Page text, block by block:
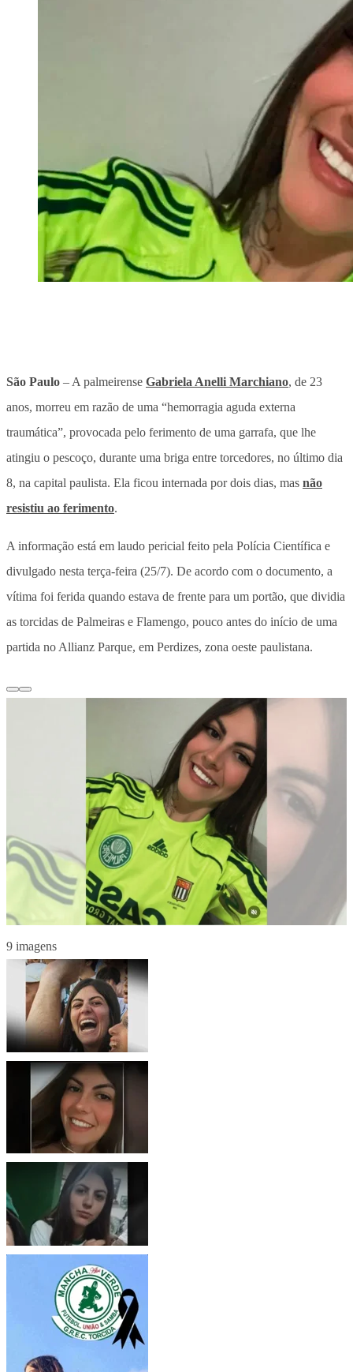
São Paulo – A palmeirense Gabriela Anelli Marchiano, de 23
anos, morreu em razão de uma “hemorragia aguda externa
traumática”, provocada pelo ferimento de uma garrafa, que lhe
atingiu o pescoço, durante uma briga entre torcedores, no último dia
8, na capital paulista. Ela ficou internada por dois dias, mas não
resistiu ao ferimento.
A informação está em laudo pericial feito pela Polícia Científica e
divulgado nesta terça-feira (25/7). De acordo com o documento, a
vítima foi ferida quando estava de frente para um portão, que dividia
as torcidas de Palmeiras e Flamengo, pouco antes do início de uma
partida no Allianz Parque, em Perdizes, zona oeste paulistana.
9 imagens